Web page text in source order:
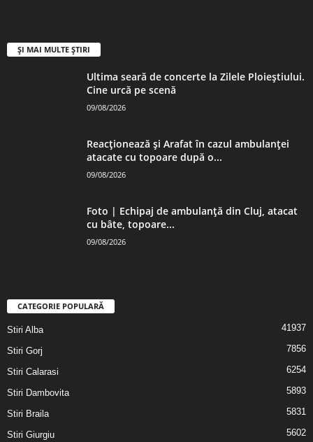
ȘI MAI MULTE ȘTIRI
Ultima seară de concerte la Zilele Ploieștiului.
Cine urcă pe scenă
09/08/2026
Reacționează și Arafat în cazul ambulanței
atacate cu topoare după o...
09/08/2026
Foto | Echipaj de ambulanță din Cluj, atacat
cu bâte, topoare...
09/08/2026
CATEGORIE POPULARĂ
Stiri Alba 41937
Stiri Gorj 7856
Stiri Calarasi 6254
Stiri Dambovita 5893
Stiri Braila 5831
Stiri Giurgiu 5602